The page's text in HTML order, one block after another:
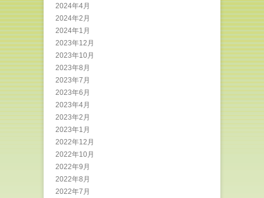
2024年4月
2024年2月
2024年1月
2023年12月
2023年10月
2023年8月
2023年7月
2023年6月
2023年4月
2023年2月
2023年1月
2022年12月
2022年10月
2022年9月
2022年8月
2022年7月